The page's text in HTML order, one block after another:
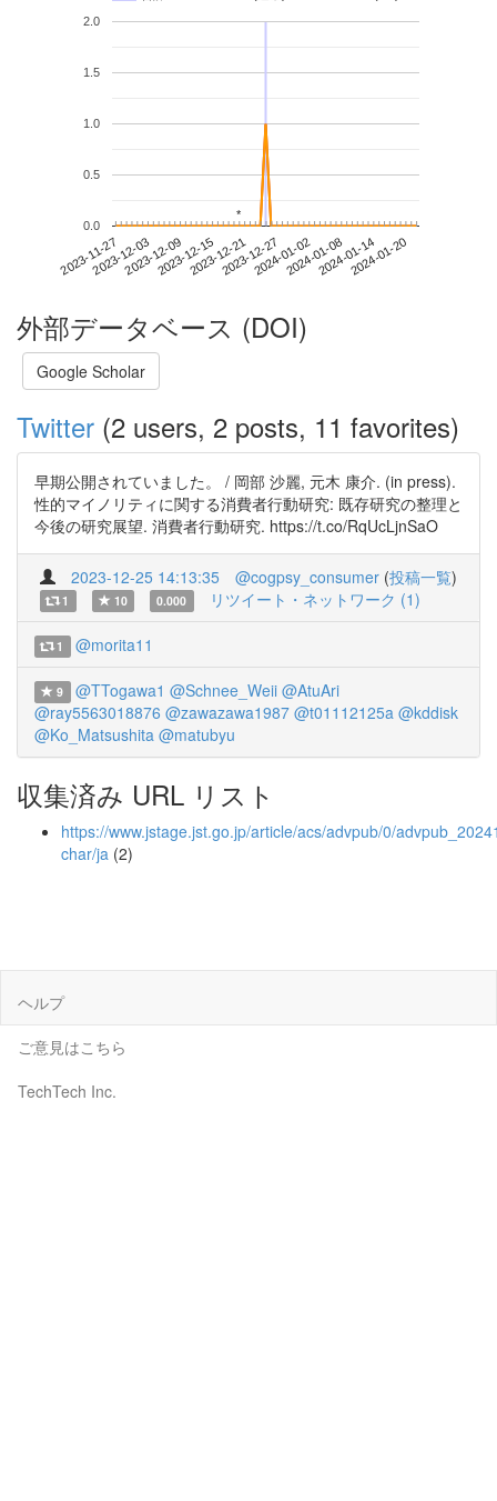
2023-11-272023-12-032023-12-092023-12-152023-12-212023-12-272024-01-022024-01-082024-01-142024-01-20
0.0
0.5
1.0
1.5
2.0
**
外部データベース (DOI)
Google Scholar
Twitter (2 users, 2 posts, 11 favorites)
早期公開されていました。 / 岡部 沙麗, 元木 康介. (in press).
性的マイノリティに関する消費者行動研究: 既存研究の整理と
今後の研究展望. 消費者行動研究. https://t.co/RqUcLjnSaO
2023-12-25 14:13:35 @cogpsy_consumer (投稿一覧)
1 10 0.000 リツイート・ネットワーク (1)
1 @morita11
9 @TTogawa1 @Schnee_Weii @AtuAri
@ray5563018876 @zawazawa1987 @t01112125a @kddisk
@Ko_Matsushita @matubyu
収集済み URL リスト
https://www.jstage.jst.go.jp/article/acs/advpub/0/
char/ja (2)
ヘルプ
ご意見はこちら
TechTech Inc.